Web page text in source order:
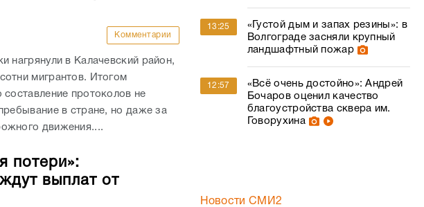
Комментарии
нагрянули в Калачевский район,
мигрантов. Итогом
составление протоколов не
в стране, но даже за
движения....
потери»:
выплат от
13:25
«Густой дым и запах резины»: в
Волгограде засняли крупный
ландшафтный пожар
12:57
«Всё очень достойно»: Андрей
Бочаров оценил качество
благоустройства сквера им.
Говорухина
Новости СМИ2